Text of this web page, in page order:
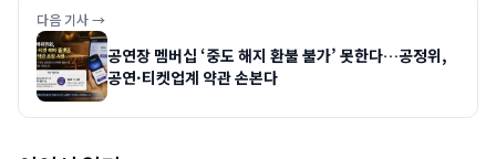
다음 기사 →
공연장 멤버십 ‘중도 해지 환불 불가’ 못한다…공정위,
공연·티켓업계 약관 손본다